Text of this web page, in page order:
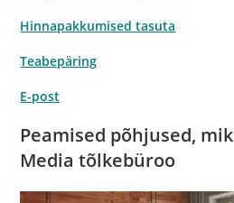
Hinnapakkumised tasuta
Teabepäring
E-post
Peamised põhjused,
Media tõlkebüroo